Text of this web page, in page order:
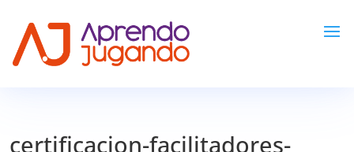
certificacion-facilitadores-